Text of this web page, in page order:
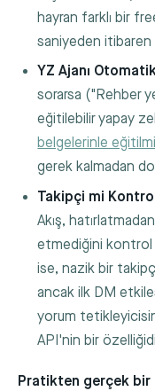
hayran farklı bir
saniyeden
YZ Ajanı Otomatik
sorarsa ("Rehber
eğitilebilir yapay
belgelerinle
gerek kalmadan
Takipçi mi
Akış,
etmediğini kontrol
ise, nazik bir
ancak ilk DM
yorum
API'nin bir
Pratikten gerçek bir